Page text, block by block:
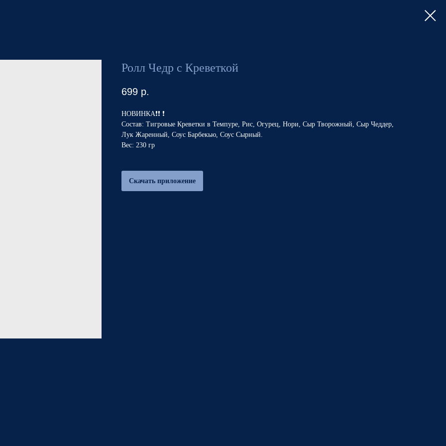
Ролл Чедр с Креветкой
699 р.
НОВИНКА❗️❗️ ❗️
Состав: Тигровые Креветки в Темпуре, Рис, Огурец, Нори, Сыр Творожный, Сыр Чеддер,
Лук Жаренный, Соус Барбекью, Соус Сырный.
Вес: 230 гр
Скачать приложение